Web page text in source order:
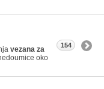
vezana za
oko
154